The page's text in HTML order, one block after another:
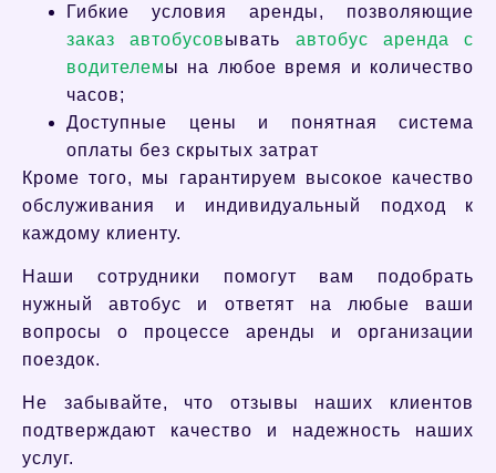
Гибкие условия аренды, позволяющие
заказ автобусовывать автобус аренда с
водителемы на любое время и количество
часов;
Доступные цены и понятная система
оплаты без скрытых затрат
Кроме того, мы гарантируем высокое качество
обслуживания и индивидуальный подход к
каждому клиенту.
Наши сотрудники помогут вам подобрать
нужный автобус и ответят на любые ваши
вопросы о процессе аренды и организации
поездок.
Не забывайте, что отзывы наших клиентов
подтверждают качество и надежность наших
услуг.